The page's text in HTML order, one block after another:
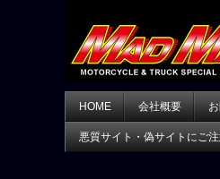
HOME 会社概要
悪質サイト・偽サイトにご